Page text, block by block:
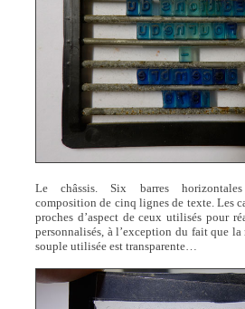
Le châssis. Six barres
composition de cinq lignes de texte. Les
proches d’aspect de ceux utilisés pour
personnalisés, à l’exception du fait que
souple utilisée est transparente…